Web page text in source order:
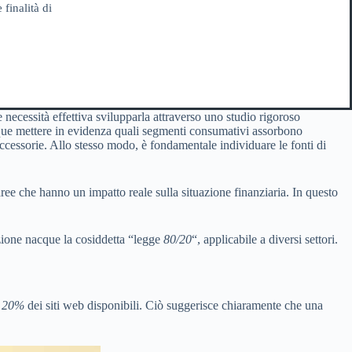
finalità di
effettiva svilupparla attraverso uno studio rigoroso
mettere in evidenza quali segmenti consumativi assorbono
Allo stesso modo, è fondamentale individuare le fonti di
che hanno un impatto reale sulla situazione finanziaria. In questo
nacque la cosiddetta “legge 80/20“, applicabile a diversi settori.
20% dei siti web disponibili. Ciò suggerisce chiaramente che una